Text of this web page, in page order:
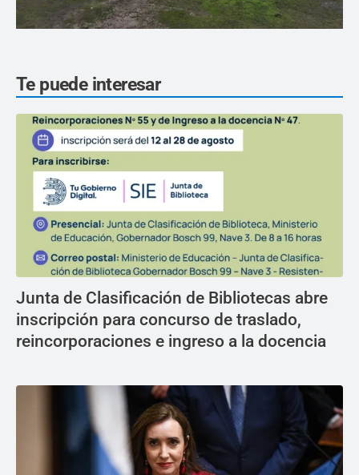
Te puede interesar
Junta de Clasificación de Bibliotecas abre
inscripción para concurso de traslado,
reincorporaciones e ingreso a la docencia